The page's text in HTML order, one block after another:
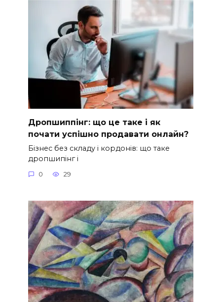
Дропшиппінг: що це таке і як
почати успішно продавати онлайн?
Бізнес без складу і кордонів: що таке
дропшипінг і
0 29